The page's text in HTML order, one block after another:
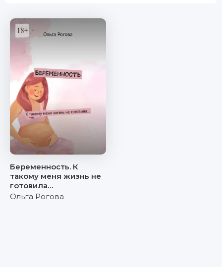
Беременность. К
такому меня жизнь не
готовила…
Ольга Рогова